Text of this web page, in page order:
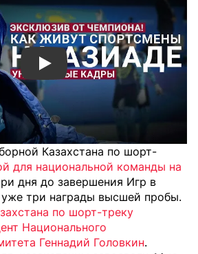
Смотреть видео YouTube
Казахстана по шорт-
для национальной команды на
дня до завершения Игр в
три награды высшей пробы.
по шорт-треку
Национального
Геннадий Головкин.